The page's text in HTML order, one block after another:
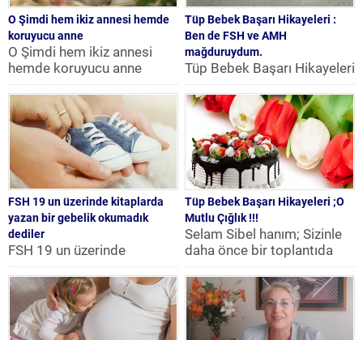
O Şimdi hem ikiz annesi hemde
koruyucu anne
O Şimdi hem ikiz annesi
hemde koruyucu anne
Sevgili Sibel Tuzcu
sayesinde 2003 senesinde
bir...
Tüp Bebek Başarı Hikayeleri :
Ben de FSH ve AMH
mağduruydum.
Tüp Bebek Başarı Hikayeleri
: Ben de FSH ve AMH
mağduruydum. Herkes
Merhaba Ben de...
FSH 19 un üzerinde kitaplarda
yazan bir gebelik okumadık
dediler
FSH 19 un üzerinde
kitaplarda yazan bir gebelik
okumadık dediler
Arkadaşlar bende uzun
süredir forumda...
Tüp Bebek Başarı Hikayeleri ;O
Mutlu Çığlık !!!
Selam Sibel hanım; Sizinle
daha önce bir toplantıda
sizin sayenizde tedavi olma
kararı almış ve...